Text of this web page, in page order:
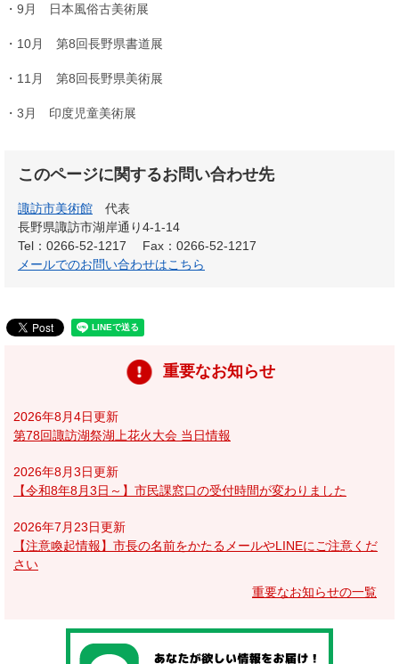
・9月 日本風俗古美術展
・10月 第8回長野県書道展
・11月 第8回長野県美術展
・3月 印度児童美術展
このページに関するお問い合わせ先
諏訪市美術館
代表
長野県諏訪市湖岸通り4-1-14
Tel：0266-52-1217
Fax：0266-52-1217
メールでのお問い合わせはこちら
重要なお知らせ
2026年8月4日更新
第78回諏訪湖祭湖上花火大会 当日情報
2026年8月3日更新
【令和8年8月3日～】市民課窓口の受付時間が変わりました
2026年7月23日更新
【注意喚起情報】市長の名前をかたるメールやLINEにご注意くだ
さい
重要なお知らせの一覧